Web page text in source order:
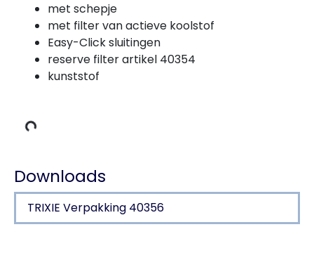
met schepje
met filter van actieve koolstof
Easy-Click sluitingen
reserve filter artikel 40354
kunststof
Downloads
TRIXIE Verpakking 40356